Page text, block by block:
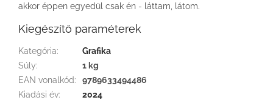
akkor éppen egyedül csak én - láttam, látom.
Kiegészítő paraméterek
Kategória:
Grafika
Súly:
1 kg
EAN vonalkód:
9789633494486
Kiadási év:
2024